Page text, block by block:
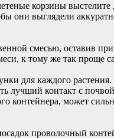
корзины
они выглядели
смесью, оставив
к тому же так проще
для каждого
лучший контакт с
контейнера, может
проволочный